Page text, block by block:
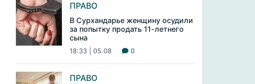
ПРАВО
В Сурхандарье женщину осудили
за попытку продать 11-летнего
сына
18:33 | 05.08 0
ПРАВО